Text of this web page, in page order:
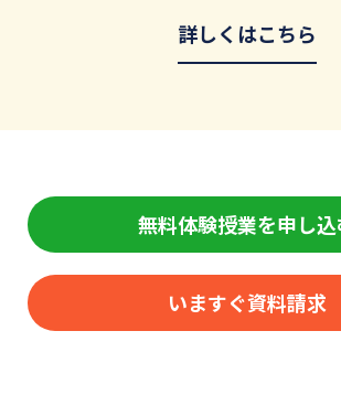
詳しくはこちら
無料体験授業を申し込
いますぐ資料請求